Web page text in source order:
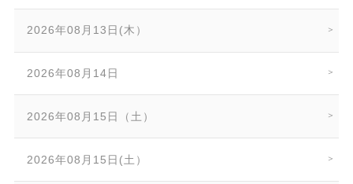
2026年08月13日(木）
2026年08月14日
2026年08月15日（土）
2026年08月15日(土）